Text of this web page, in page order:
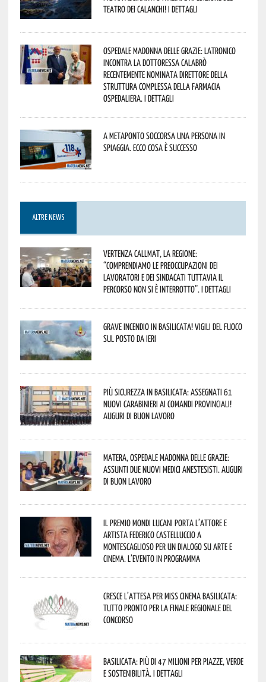
Teatro dei Calanchi! I dettagli
Ospedale Madonna delle Grazie: Latronico
incontra la dottoressa Calabrò
recentemente nominata Direttore della
Struttura Complessa della Farmacia
Ospedaliera. I dettagli
A Metaponto soccorsa una persona in
spiaggia. Ecco cosa è successo
ALTRE NEWS
Vertenza CallMat, la Regione:
“comprendiamo le preoccupazioni dei
lavoratori e dei sindacati tuttavia il
percorso non si è interrotto”. I dettagli
Grave incendio in Basilicata! Vigili del fuoco
sul posto da ieri
Più sicurezza in Basilicata: assegnati 61
nuovi Carabinieri ai Comandi provinciali!
Auguri di buon lavoro
Matera, Ospedale Madonna delle Grazie:
assunti due nuovi medici anestesisti. Auguri
di buon lavoro
Il Premio Mondi Lucani porta l’attore e
artista Federico Castelluccio a
Montescaglioso per un dialogo su arte e
cinema. L’evento in programma
Cresce l’attesa per Miss Cinema Basilicata:
tutto pronto per la finale regionale del
concorso
Basilicata: più di 47 milioni per piazze, verde
e sostenibilità. I dettagli